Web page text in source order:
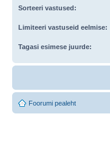
Sorteeri vastused:
Limiteeri vastuseid eelmise:
Tagasi esimese juurde:
Foorumi pealeht